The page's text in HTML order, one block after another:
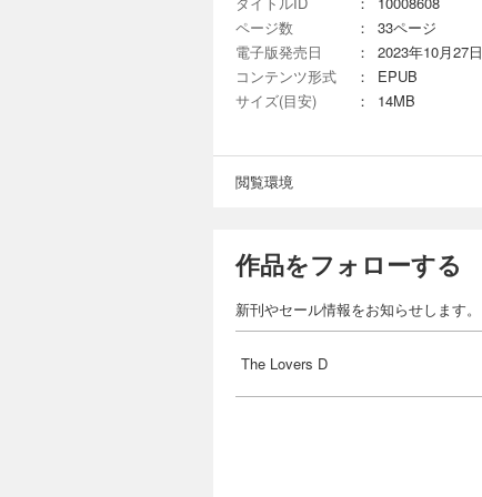
ページ数
：
33ページ
電子版発売日
：
2023年10月27日
コンテンツ形式
：
EPUB
サイズ(目安)
： 14MB
閲覧環境
作品をフォローする
新刊やセール情報をお知らせします。
The Lovers D